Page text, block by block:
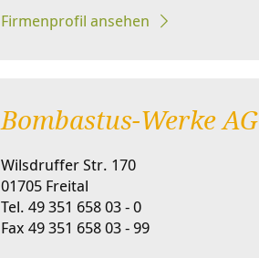
Firmenprofil ansehen
Bombastus-Werke AG
Wilsdruffer Str. 170
01705 Freital
Tel. 49 351 658 03 - 0
Fax 49 351 658 03 - 99